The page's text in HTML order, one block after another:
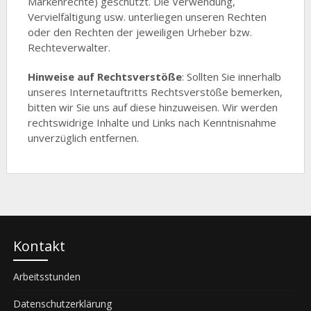
Vervielfältigung usw. unterliegen unseren Rechten
oder den Rechten der jeweiligen Urheber bzw.
Rechteverwalter.
Hinweise auf Rechtsverstöße: Sollten Sie innerhalb
unseres Internetauftritts Rechtsverstöße bemerken,
bitten wir Sie uns auf diese hinzuweisen. Wir werden
rechtswidrige Inhalte und Links nach Kenntnisnahme
unverzüglich entfernen.
Kontakt
Arbeitsstunden
Datenschutzerklärung